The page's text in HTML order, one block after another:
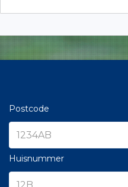
Postcode
Huisnummer